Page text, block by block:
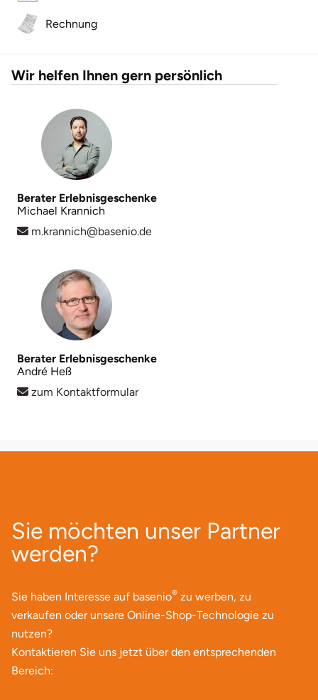
Rechnung
Wir helfen Ihnen gern persönlich
Berater Erlebnisgeschenke
Michael Krannich
m.krannich@basenio.de
Berater Erlebnisgeschenke
André Heß
zum Kontaktformular
Sie möchten unser Partner
werden?
Sie haben Interesse auf basenio® zu werben, zu
verkaufen oder unsere Online-Shop-Technologie zu
nutzen?
Kontaktieren Sie uns jetzt über den entsprechenden
Bereich: